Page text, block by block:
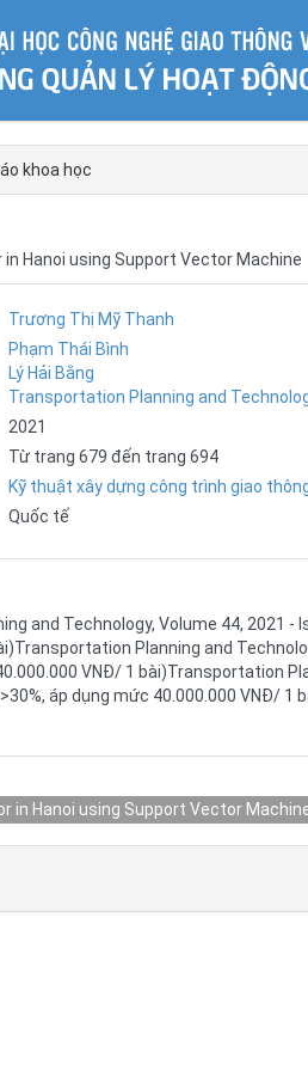
khoa học
Hanoi using Support Vector Machine
Trương Thị Mỹ Thanh
Phạm Thái Bình
Lý Hải Bằng
Transportation Planning and
2021
Từ trang 679 đến trang 694
Kỹ thuật xây dựng công trình giao
Quốc tế
and Technology, Volume 44, 2021 -
Planning and
VNĐ/ 1 bài)Transportation
áp dụng mức 40.000.000 VNĐ/ 1
in Hanoi using Support Vector